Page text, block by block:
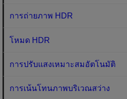
การถ่ายภาพ HDR
โหมด HDR
การปรับแสงเหมาะสมอัตโนมัติ
การเน้นโทนภาพบริเวณสว่าง